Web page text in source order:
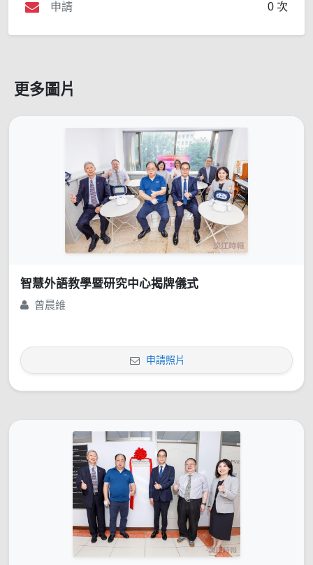
申請
0 次
更多圖片
智慧外語教學暨研究中心揭牌儀式
曾晨維
申請照片